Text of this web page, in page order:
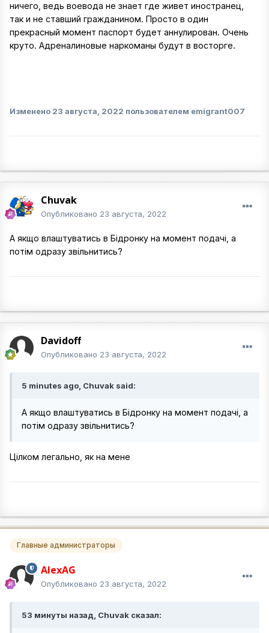
ничего, ведь воевода не знает где живет иностранец,
так и не ставший гражданином. Просто в один
прекрасный момент паспорт будет аннулирован. Очень
круто. Адреналиновые наркоманы будут в восторге.
Изменено 23 августа, 2022 пользователем emigrant007
Chuvak
Опубликовано 23 августа, 2022
А якщо влаштуватись в Бідронку на момент подачі, а
потім одразу звільнитись?
Davidoff
Опубликовано 23 августа, 2022
5 minutes ago, Chuvak said:
А якщо влаштуватись в Бідронку на момент подачі, а
потім одразу звільнитись?
Цілком легально, як на мене
Главные администраторы
AlexAG
Опубликовано 23 августа, 2022
53 минуты назад, Chuvak сказал: